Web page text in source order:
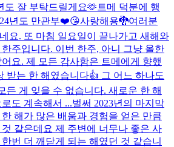
도 잘 부탁드릴게요🫶 트메 덕분에 행
년도 만관부❤️😘사랑해용🐉여러분
요. 또 마침 일요일이 끝나가고 새해와
주입니다. 이번 한주, 아니 그냥 올한
요. 제 모든 감사함은 트메에게 향했
받는 한 해였습니다👍 그 어느 하나도
든 게 잊을 수 없습니다. 새로운 한 해
도 계속해서 ...벌써 2023년의 마지막
해가 많은 배움과 경험을 얻은 만큼
같은데요 제 주변에 너무나 좋은 사
번 더 깨닫게 되는 해였던 것 같습니